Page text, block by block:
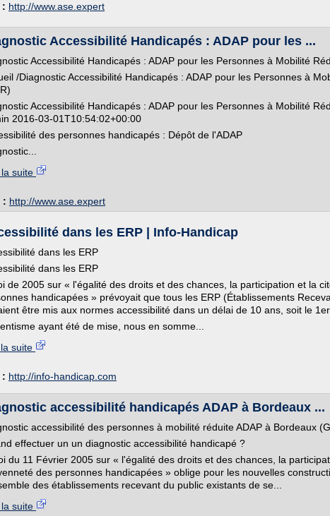
: http://www.ase.expert
Accessibilité Handicapés : ADAP pour les ...
Accessibilité Handicapés : ADAP pour les Personnes à Mobilité
/Diagnostic Accessibilité Handicapés : ADAP pour les Personnes à
Accessibilité Handicapés : ADAP pour les Personnes à Mobilité
2016-03-01T10:54:02+00:00
des personnes handicapés : Dépôt de l'ADAP
suite
: http://www.ase.expert
dans les ERP | Info-Handicap
dans les ERP
dans les ERP
de 2005 sur « l'égalité des droits et des chances, la participation et la
handicapées » prévoyait que tous les ERP (Établissements
être mis aux normes accessibilité dans un délai de 10 ans, soit le
ayant été de mise, nous en somme...
suite
: http://info-handicap.com
accessibilité handicapés ADAP à Bordeaux ...
accessibilité des personnes à mobilité réduite ADAP à Bordeaux
effectuer un un diagnostic accessibilité handicapé ?
du 11 Février 2005 sur « l'égalité des droits et des chances, la
des personnes handicapées » oblige pour les nouvelles
des établissements recevant du public existants de se...
suite